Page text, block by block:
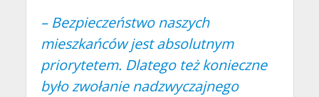
– Bezpieczeństwo naszych
mieszkańców jest absolutnym
priorytetem. Dlatego też konieczne
było zwołanie nadzwyczajnego